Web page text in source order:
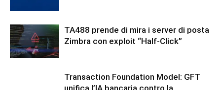
TA488 prende di mira i server di posta
Zimbra con exploit “Half-Click”
Transaction Foundation Model: GFT